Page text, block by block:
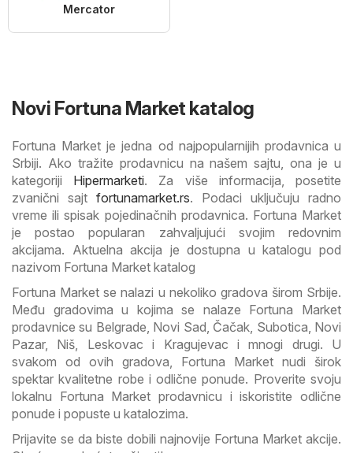
Mercator
Novi Fortuna Market katalog
Fortuna Market je jedna od najpopularnijih prodavnica u
Srbiji. Ako tražite prodavnicu na našem sajtu, ona je u
kategoriji Hipermarketi. Za više informacija, posetite
zvanični sajt fortunamarket.rs. Podaci uključuju radno
vreme ili spisak pojedinačnih prodavnica. Fortuna Market
je postao popularan zahvaljujući svojim redovnim
akcijama. Aktuelna akcija je dostupna u katalogu pod
nazivom Fortuna Market katalog
Fortuna Market se nalazi u nekoliko gradova širom Srbije.
Među gradovima u kojima se nalaze Fortuna Market
prodavnice su Belgrade, Novi Sad, Čačak, Subotica, Novi
Pazar, Niš, Leskovac i Kragujevac i mnogi drugi. U
svakom od ovih gradova, Fortuna Market nudi širok
spektar kvalitetne robe i odlične ponude. Proverite svoju
lokalnu Fortuna Market prodavnicu i iskoristite odlične
ponude i popuste u katalozima.
Prijavite se da biste dobili najnovije Fortuna Market akcije.